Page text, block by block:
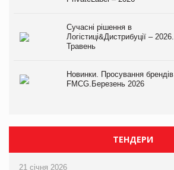
Сучасні рішення в
Логістиці&Дистрибуції – 2026.
Травень
Новинки. Просування брендів
FMCG.Березень 2026
ТЕНДЕРИ
21 січня 2026